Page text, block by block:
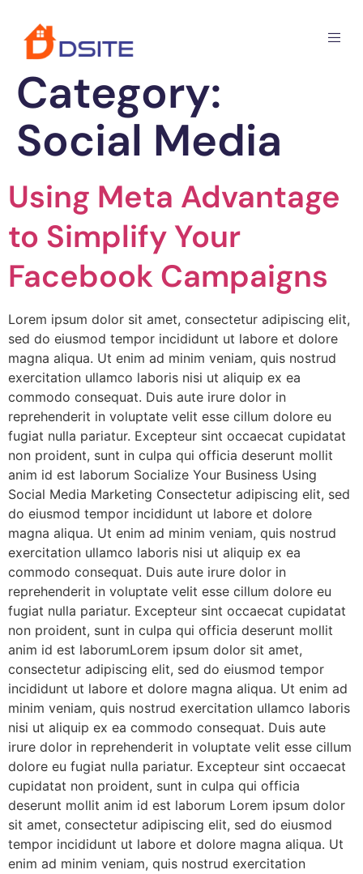
Category:
Social Media
Using Meta Advantage
to Simplify Your
Facebook Campaigns
Lorem ipsum dolor sit amet, consectetur adipiscing elit,
sed do eiusmod tempor incididunt ut labore et dolore
magna aliqua. Ut enim ad minim veniam, quis nostrud
exercitation ullamco laboris nisi ut aliquip ex ea
commodo consequat. Duis aute irure dolor in
reprehenderit in voluptate velit esse cillum dolore eu
fugiat nulla pariatur. Excepteur sint occaecat cupidatat
non proident, sunt in culpa qui officia deserunt mollit
anim id est laborum Socialize Your Business Using
Social Media Marketing Consectetur adipiscing elit, sed
do eiusmod tempor incididunt ut labore et dolore
magna aliqua. Ut enim ad minim veniam, quis nostrud
exercitation ullamco laboris nisi ut aliquip ex ea
commodo consequat. Duis aute irure dolor in
reprehenderit in voluptate velit esse cillum dolore eu
fugiat nulla pariatur. Excepteur sint occaecat cupidatat
non proident, sunt in culpa qui officia deserunt mollit
anim id est laborumLorem ipsum dolor sit amet,
consectetur adipiscing elit, sed do eiusmod tempor
incididunt ut labore et dolore magna aliqua. Ut enim ad
minim veniam, quis nostrud exercitation ullamco laboris
nisi ut aliquip ex ea commodo consequat. Duis aute
irure dolor in reprehenderit in voluptate velit esse cillum
dolore eu fugiat nulla pariatur. Excepteur sint occaecat
cupidatat non proident, sunt in culpa qui officia
deserunt mollit anim id est laborum Lorem ipsum dolor
sit amet, consectetur adipiscing elit, sed do eiusmod
tempor incididunt ut labore et dolore magna aliqua. Ut
enim ad minim veniam, quis nostrud exercitation